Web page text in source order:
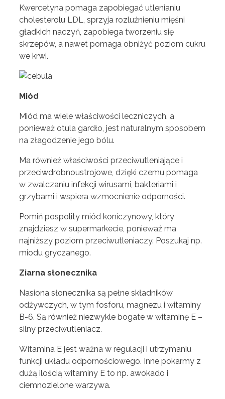
Kwercetyna pomaga zapobiegać utlenianiu
cholesterolu LDL, sprzyja rozluźnieniu mięśni
gładkich naczyń, zapobiega tworzeniu się
skrzepów, a nawet pomaga obniżyć poziom cukru
we krwi.
Miód
Miód ma wiele właściwości leczniczych, a
ponieważ otula gardło, jest naturalnym sposobem
na złagodzenie jego bólu.
Ma również właściwości przeciwutleniające i
przeciwdrobnoustrojowe, dzięki czemu pomaga
w zwalczaniu infekcji wirusami, bakteriami i
grzybami i wspiera wzmocnienie odporności.
Pomiń pospolity miód koniczynowy, który
znajdziesz w supermarkecie, ponieważ ma
najniższy poziom przeciwutleniaczy. Poszukaj np.
miodu gryczanego.
Ziarna słonecznika
Nasiona słonecznika są pełne składników
odżywczych, w tym fosforu, magnezu i witaminy
B-6. Są również niezwykle bogate w witaminę E –
silny przeciwutleniacz.
Witamina E jest ważna w regulacji i utrzymaniu
funkcji układu odpornościowego. Inne pokarmy z
dużą ilością witaminy E to np. awokado i
ciemnozielone warzywa.